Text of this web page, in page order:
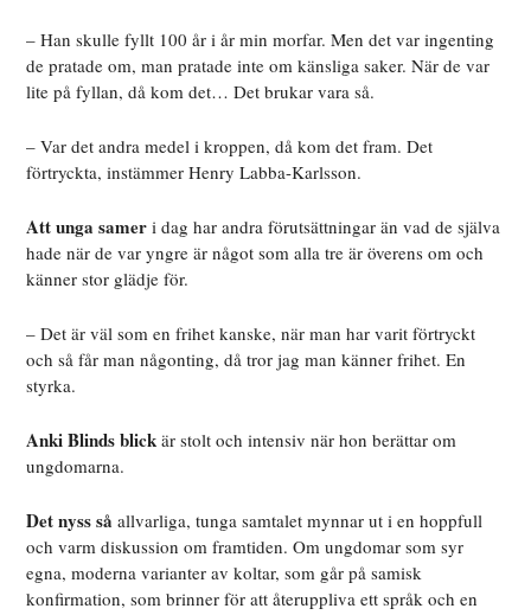
– Han skulle fyllt 100 år i år min morfar. Men det var ingenting
de pratade om, man pratade inte om känsliga saker. När de var
lite på fyllan, då kom det… Det brukar vara så.
– Var det andra medel i kroppen, då kom det fram. Det
förtryckta, instämmer Henry Labba-Karlsson.
Att unga samer i dag har andra förutsättningar än vad de själva
hade när de var yngre är något som alla tre är överens om och
känner stor glädje för.
– Det är väl som en frihet kanske, när man har varit förtryckt
och så får man någonting, då tror jag man känner frihet. En
styrka.
Anki Blinds blick är stolt och intensiv när hon berättar om
ungdomarna.
Det nyss såallvarliga, tunga samtalet mynnar ut i en hoppfull
och varm diskussion om framtiden. Om ungdomar som syr
egna, moderna varianter av koltar, som går på samisk
konfirmation, som brinner för att återuppliva ett språk och en